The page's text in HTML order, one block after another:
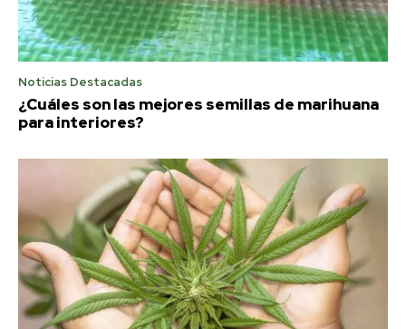
Noticias Destacadas
¿Cuáles son las mejores semillas de marihuana
para interiores?